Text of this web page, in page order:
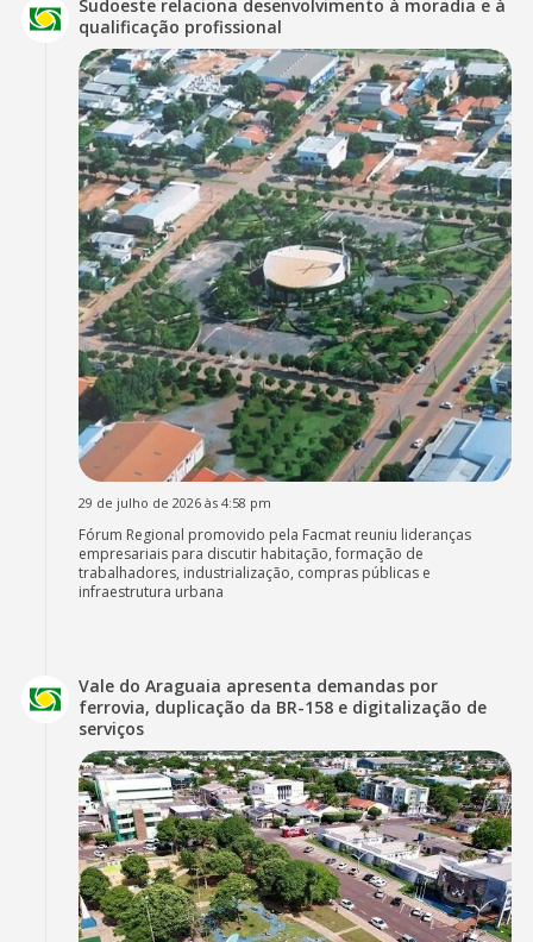
Sudoeste relaciona desenvolvimento à moradia e à
qualificação profissional
29 de julho de 2026 às 4:58 pm
Fórum Regional promovido pela Facmat reuniu lideranças
empresariais para discutir habitação, formação de
trabalhadores, industrialização, compras públicas e
infraestrutura urbana
Vale do Araguaia apresenta demandas por
ferrovia, duplicação da BR-158 e digitalização de
serviços